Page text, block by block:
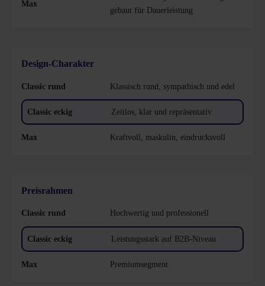
gebaut für Dauerleistung
Design-Charakter
Klassisch rund, sympathisch und edel
Zeitlos, klar und repräsentativ
Kraftvoll, maskulin, eindrucksvoll
Preisrahmen
Hochwertig und professionell
Leistungsstark auf B2B-Niveau
Premiumsegment